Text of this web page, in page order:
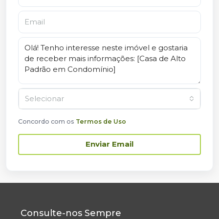
Selecionar
Concordo com os Termos de Uso
Enviar Email
Consulte-nos Sempre